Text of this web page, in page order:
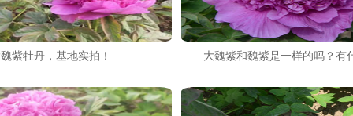
紫牡丹，基地实拍！ 大魏紫和魏紫是一样的吗？有